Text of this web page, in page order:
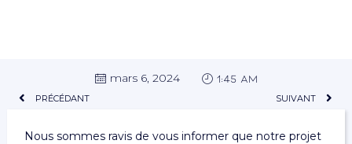
mars 6, 2024 1:45 am
PRÉCÉDANT SUIVANT
Nous sommes ravis de vous informer que notre projet